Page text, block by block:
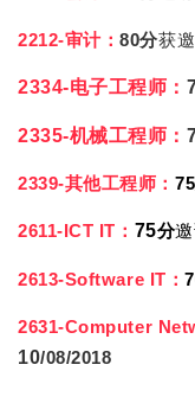
2212-审计：80分获邀
2334-电子工程师：
2335-机械工程师：
2339-其他工程师： 75
2611-ICT IT： 75分
2613-Software IT：
2631-Computer
10/08/2018